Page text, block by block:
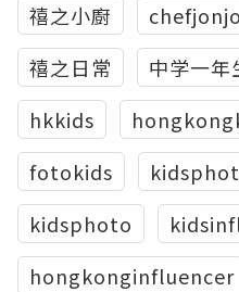
禧之小廚
禧之日常
中学一年
hkkids
fotokids
kidsphoto
hongkonginfluencer